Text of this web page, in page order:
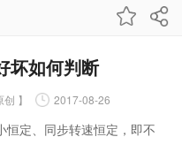
坏如何判断
】 2017-08-26
定、同步转速恒定，即不